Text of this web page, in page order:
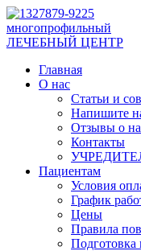
многопрофильный
ЛЕЧЕБНЫЙ ЦЕНТР
Главная
О нас
Статьи и
Напишите
Отзывы о
Контакты
Пациентам
Условия
График
Цены
Правила
Подготовка